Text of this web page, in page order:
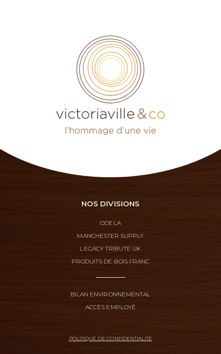
NOS DIVISIONS
ODELA
MANCHESTER SUPPLY
LEGACY TRIBUTE UK
PRODUITS DE BOIS FRANC
BILAN ENVIRONNEMENTAL
ACCÈS EMPLOYÉ
POLITIQUE DE CONFIDENTIALITÉ